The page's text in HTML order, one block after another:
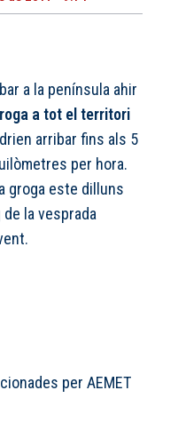
a la península ahir
a tot el territori
arribar fins als 5
per hora.
groga este dilluns
la vesprada
per AEMET